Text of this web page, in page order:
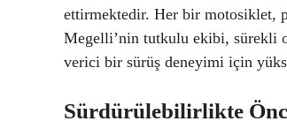
ettirmektedir. Her bir motosiklet,
Megelli’nin tutkulu ekibi, sürekli
verici bir sürüş deneyimi için
Sürdürülebilirlikte